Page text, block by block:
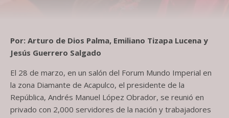
Por: Arturo de Dios Palma, Emiliano Tizapa Lucena y
Jesús Guerrero Salgado
El 28 de marzo, en un salón del Forum Mundo Imperial en
la zona Diamante de Acapulco, el presidente de la
República, Andrés Manuel López Obrador, se reunió en
privado con 2,000 servidores de la nación y trabajadores